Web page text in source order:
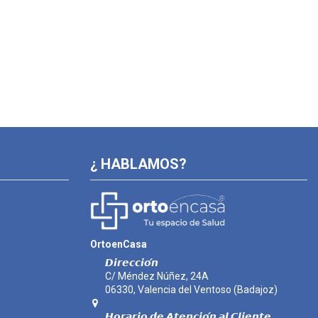
¿ HABLAMOS?
OrtoenCasa
𝘿𝙞𝙧𝙚𝙘𝙘𝙞𝙤́𝙣
C/ Méndez Núñez, 24A
06330, Valencia del Ventoso (Badajoz)